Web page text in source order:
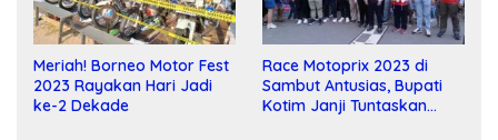
Meriah! Borneo Motor Fest
2023 Rayakan Hari Jadi
ke-2 Dekade
Race Motoprix 2023 di
Sambut Antusias, Bupati
Kotim Janji Tuntaskan